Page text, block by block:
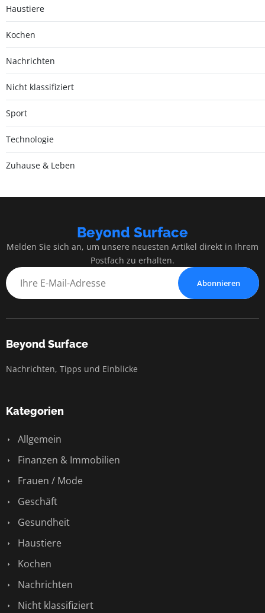
Haustiere
Kochen
Nachrichten
Nicht klassifiziert
Sport
Technologie
Zuhause & Leben
Beyond Surface
Melden Sie sich an, um unsere neuesten Artikel direkt in Ihrem
Postfach zu erhalten.
Abonnieren
Beyond Surface
Nachrichten, Tipps und Einblicke
Kategorien
Allgemein
Finanzen & Immobilien
Frauen / Mode
Geschäft
Gesundheit
Haustiere
Kochen
Nachrichten
Nicht klassifiziert